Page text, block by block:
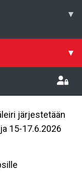
▾
▾
järjestetään
15-17.6.2026